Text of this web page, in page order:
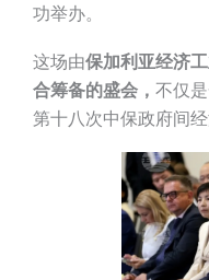
功举办。
这场由保加利亚经济
合筹备的盛会， 不仅
第十八次中保政府间